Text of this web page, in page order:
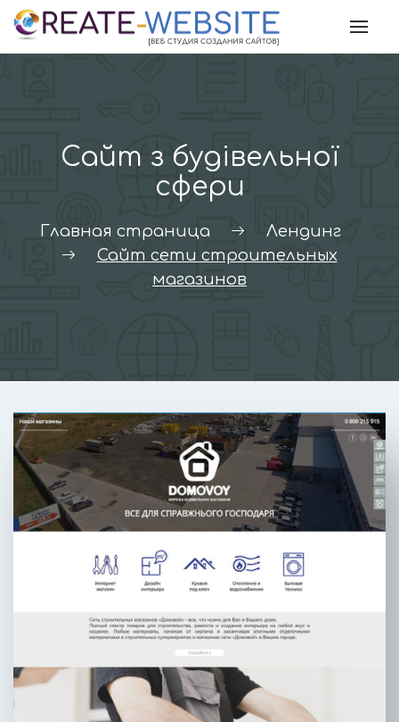
Skip
Сайт з будівельної
сфери
Главная страница
Лендинг
Сайт сети строительных
магазинов